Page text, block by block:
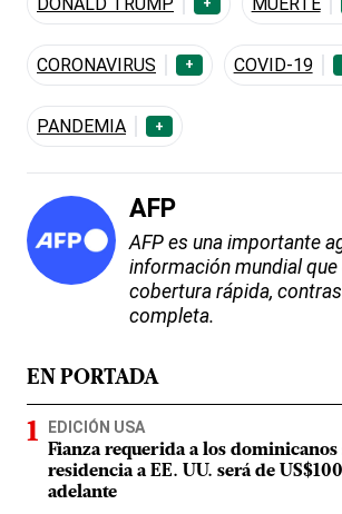
CORONAVIRUS + COVID-19
PANDEMIA +
AFP
AFP es una importante
información mundial que
cobertura rápida,
completa.
EN PORTADA
EDICIÓN USA
Fianza requerida a los
residencia a EE. UU. será de
adelante